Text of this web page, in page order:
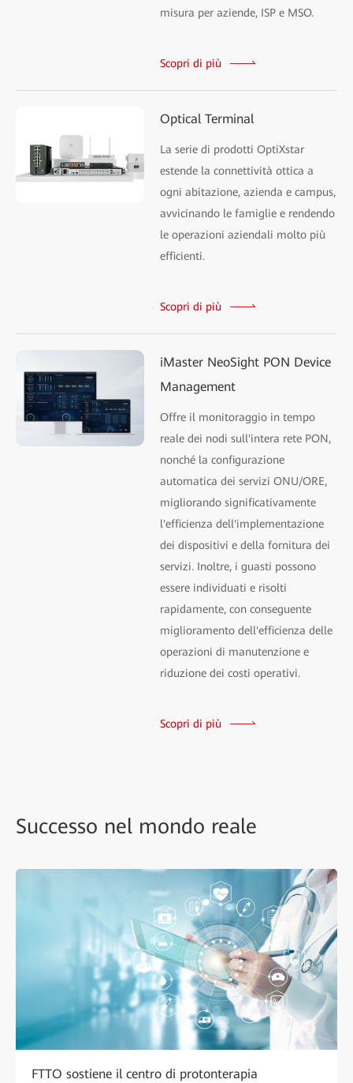
misura per aziende, ISP e MSO.
Scopri di più
Optical Terminal
La serie di prodotti OptiXstar
estende la connettività ottica a
ogni abitazione, azienda e campus,
avvicinando le famiglie e rendendo
le operazioni aziendali molto più
efficienti.
Scopri di più
iMaster NeoSight PON Device
Management
Offre il monitoraggio in tempo
reale dei nodi sull'intera rete PON,
nonché la configurazione
automatica dei servizi ONU/ORE,
migliorando significativamente
l'efficienza dell'implementazione
dei dispositivi e della fornitura dei
servizi. Inoltre, i guasti possono
essere individuati e risolti
rapidamente, con conseguente
miglioramento dell'efficienza delle
operazioni di manutenzione e
riduzione dei costi operativi.
Scopri di più
Successo nel mondo reale
FTTO sostiene il centro di protonterapia